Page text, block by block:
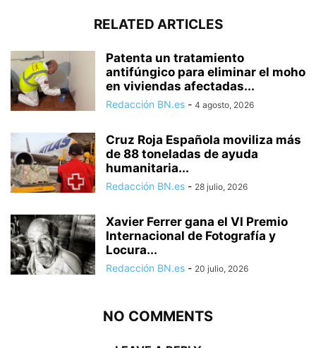
RELATED ARTICLES
Patenta un tratamiento
antifúngico para eliminar el moho
en viviendas afectadas...
Redacción BN.es - 4 agosto, 2026
Cruz Roja Española moviliza más
de 88 toneladas de ayuda
humanitaria...
Redacción BN.es - 28 julio, 2026
Xavier Ferrer gana el VI Premio
Internacional de Fotografía y
Locura...
Redacción BN.es - 20 julio, 2026
NO COMMENTS